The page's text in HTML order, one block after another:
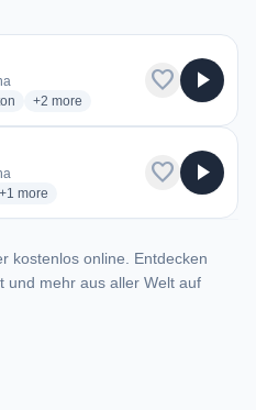
radio stations
+2 more genres for Urbana 97.3
more
favorite play_arrow
stations
+1 more genres for Éter Fm
more
favorite play_arrow
kostenlos online. Entdecken
und mehr aus aller Welt auf